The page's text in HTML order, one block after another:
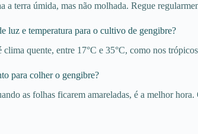
a terra úmida, mas não molhada. Regue
luz e temperatura para o cultivo de gengibre?
quente, entre 17°C e 35°C, como nos
para colher o gengibre?
as folhas ficarem amareladas, é a melhor